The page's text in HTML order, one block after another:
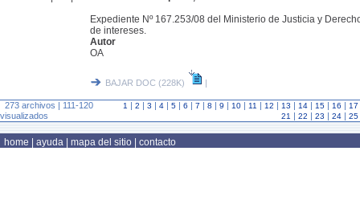
Expediente Nº 167.253/08 del Ministerio de Justicia y
de intereses.
Autor
OA
BAJAR DOC (228K) |
273 archivos | 111-120
visualizados
1 | 2 | 3 | 4 | 5 | 6 | 7 | 8 | 9 | 10 | 11 | 12 | 13 | 14 | 15 | 16 | 17
21 | 22 | 23 | 24 | 25
home ayuda mapa del sitio contacto